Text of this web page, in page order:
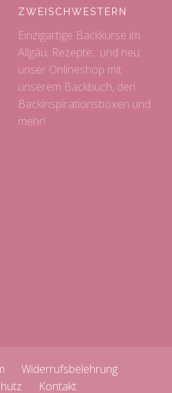
ZWEISCHWESTERN
Einzigartige Backkurse im
Allgäu, Rezepte, und neu:
unser Onlineshop mit
unserem Backbuch, den
Backinspirationsboxen und
mehr!
Widerrufsbelehrung
Kontakt